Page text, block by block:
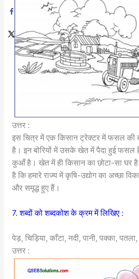
उत्तर :
इस चित्र में एक किसान ट्रेक्टर में फसल की
है। इन बोरियों में उसके खेत में पैदा हुई
कुआँ है। खेत में ही किसान का छोटा-सा घर
है कि हमारे राज्य में कृषि-उद्योग का अच्छा
और समृद्ध हुए हैं।
7. शब्दों को शब्दकोश के क्रम में लिखिए :
पेड़, चिड़िया, काँटा, नदी, पानी, पक्का,
उत्तर :